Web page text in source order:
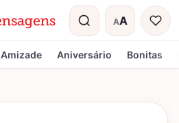
AA
Tamanho do
Amizade Aniversário Bonitas